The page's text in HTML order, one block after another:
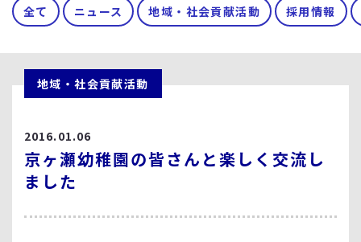
全て ニュース 地域・社会貢献活動 採用情報
地域・社会貢献活動
2016.01.06
京ヶ瀬幼稚園の皆さんと楽しく交流し
ました